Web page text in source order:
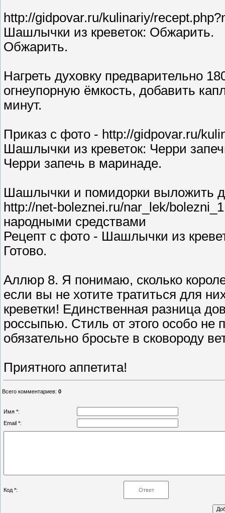
http://gidpovar.ru/kulinariy/
Шашлычки из креветок: Обжарить.
Обжарить.
Нагреть духовку предварительно
огнеупорную ёмкость, добавить
минут.
Приказ с фото - http://gidpovar.ru/
Шашлычки из креветок: Черри
Черри запечь в маринаде.
Шашлычки и помидорки выложить
http://net-boleznei.ru/nar_lek/
народными средствами
Рецепт с фото - Шашлычки из
Готово.
Аллюр 8. Я понимаю, сколько
если вы не хотите тратиться для
креветки! Единственная разница
россыпью. Стиль от этого особо не
обязательно бросьте в сковороду
Приятного аппетита!
Всего комментариев: 0
Имя *:
Email *:
Код *: